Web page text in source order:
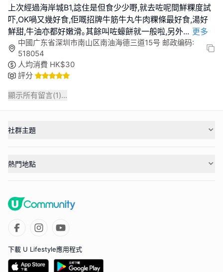
上次經過海岸城B1,諗住是但食少少嘢,就去咗呢間鮮粿度試
吓,OK喎又幾好食,佢嘅招牌牛筋牛丸牛肉粿條最好食,湯好
鮮甜,牛油亦都好嫩滑｡其餘叫咗蠔餅就一般啦,另外... 更多
中國广东省深圳市南山区南油海德三道15号 邮政编码:
518054
人均消費 HK$30
評分
顯示所有留言(1)...
社群主題
熱門地點
下載 U Lifestyle應用程式